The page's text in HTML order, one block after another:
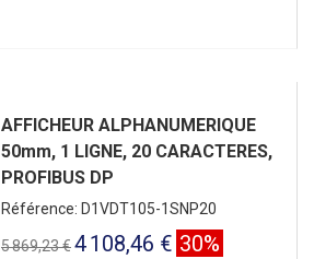
AFFICHEUR ALPHANUMERIQUE
50mm, 1 LIGNE, 20 CARACTERES,
PROFIBUS DP
Référence: D1VDT105-1SNP20
5 869,23 €4 108,46 € 30%